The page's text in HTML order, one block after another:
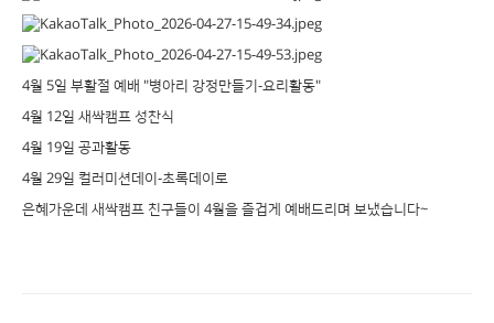
4월 5일 부활절 예배 "병아리 강정만들기-요리활동"
4월 12일 새싹캠프 성찬식
4월 19일 공과활동
4월 29일 컬러미션데이-초록데이로
은혜가운데 새싹캠프 친구들이 4월을 즐겁게 예배드리며 보냈습니다~